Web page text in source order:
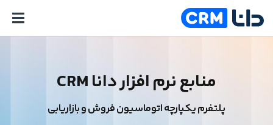
منابع نرم افزار دانا CRM
پلتفرم یکپارچه اتوماسیون فروش و بازاریابی